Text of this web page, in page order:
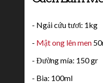
- Ngải cứu tươi: 1kg
- Mật ong lên men
- Đường mía: 150 gr
- Bia: 100ml